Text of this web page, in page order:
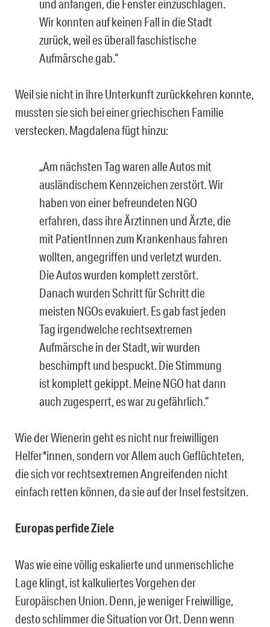
und anfangen, die Fenster einzuschlagen.
Wir konnten auf keinen Fall in die Stadt
zurück, weil es überall faschistische
Aufmärsche gab.“
Weil sie nicht in ihre Unterkunft zurückkehren konnte,
mussten sie sich bei einer griechischen Familie
verstecken. Magdalena fügt hinzu:
„Am nächsten Tag waren alle Autos mit
ausländischem Kennzeichen zerstört. Wir
haben von einer befreundeten NGO
erfahren, dass ihre Ärztinnen und Ärzte, die
mit PatientInnen zum Krankenhaus fahren
wollten, angegriffen und verletzt wurden.
Die Autos wurden komplett zerstört.
Danach wurden Schritt für Schritt die
meisten NGOs evakuiert. Es gab fast jeden
Tag irgendwelche rechtsextremen
Aufmärsche in der Stadt, wir wurden
beschimpft und bespuckt. Die Stimmung
ist komplett gekippt. Meine NGO hat dann
auch zugesperrt, es war zu gefährlich.“
Wie der Wienerin geht es nicht nur freiwilligen
Helfer*innen, sondern vor Allem auch Geflüchteten,
die sich vor rechtsextremen Angreifenden nicht
einfach retten können, da sie auf der Insel festsitzen.
Europas perfide Ziele
Was wie eine völlig eskalierte und unmenschliche
Lage klingt, ist kalkuliertes Vorgehen der
Europäischen Union. Denn, je weniger Freiwillige,
desto schlimmer die Situation vor Ort. Denn wenn